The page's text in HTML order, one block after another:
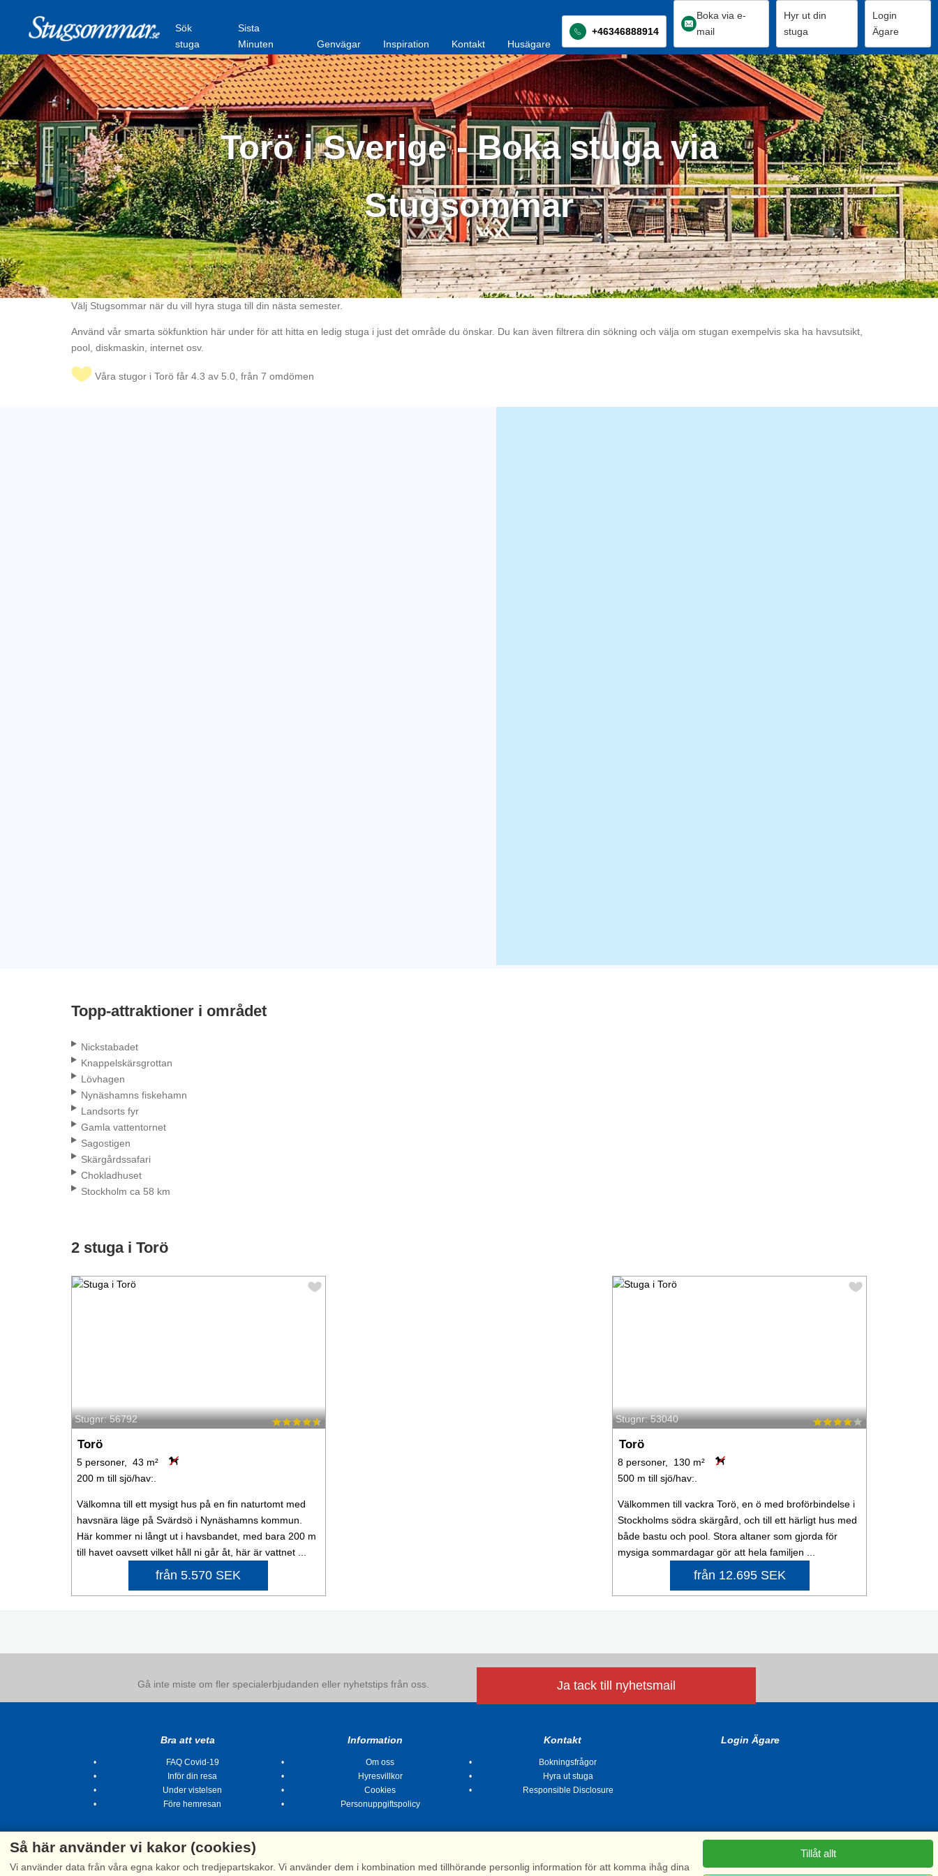
Sök
stuga
Sista
Minuten
Genvägar Inspiration Kontakt Husägare
+46346888914
Boka via e-
mail
Hyr ut din
stuga
Login
Ägare
Torö i Sverige - Boka stuga via
Stugsommar
Välj Stugsommar när du vill hyra stuga till din nästa semester.
Använd vår smarta sökfunktion här under för att hitta en ledig stuga i just det område du önskar. Du kan även filtrera din sökning och välja om stugan exempelvis ska ha havsutsikt,
pool, diskmaskin, internet osv.
Våra stugor i Torö får 4.3 av 5.0, från 7 omdömen
Topp-attraktioner i området
Nickstabadet
Knappelskärsgrottan
Lövhagen
Nynäshamns fiskehamn
Landsorts fyr
Gamla vattentornet
Sagostigen
Skärgårdssafari
Chokladhuset
Stockholm ca 58 km
2 stuga i Torö
Stugnr: 56792
Torö
5 personer, 43 m²
200 m till sjö/hav:.
Välkomna till ett mysigt hus på en fin naturtomt med
havsnära läge på Svärdsö i Nynäshamns kommun.
Här kommer ni långt ut i havsbandet, med bara 200 m
till havet oavsett vilket håll ni går åt, här är vattnet ...
från 5.570 SEK
Stugnr: 53040
Torö
8 personer, 130 m²
500 m till sjö/hav:.
Välkommen till vackra Torö, en ö med broförbindelse i
Stockholms södra skärgård, och till ett härligt hus med
både bastu och pool. Stora altaner som gjorda för
mysiga sommardagar gör att hela familjen ...
från 12.695 SEK
Gå inte miste om fler specialerbjudanden eller nyhetstips från oss. Ja tack till nyhetsmail
Bra att veta
FAQ Covid-19
Inför din resa
Under vistelsen
Före hemresan
Information
Om oss
Hyresvillkor
Cookies
Personuppgiftspolicy
Kontakt
Bokningsfrågor
Hyra ut stuga
Responsible Disclosure
Login Ägare
Så här använder vi kakor (cookies)
Vi använder data från våra egna kakor och tredjepartskakor. Vi använder dem i kombination med tillhörande personlig information för att komma ihåg dina
Tillåt allt